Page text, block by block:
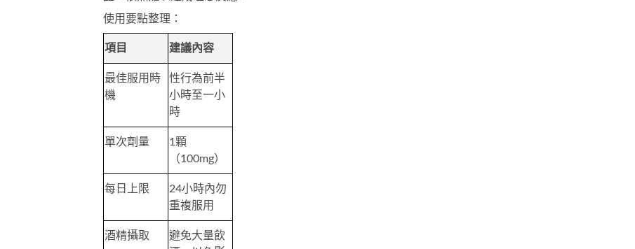
使用要點整理：
項目 建議內容
最佳服用時
機
性行為前半
小時至一小
時
單次劑量
1顆
（100mg）
每日上限
24小時內勿
重複服用
酒精攝取
避免大量飲